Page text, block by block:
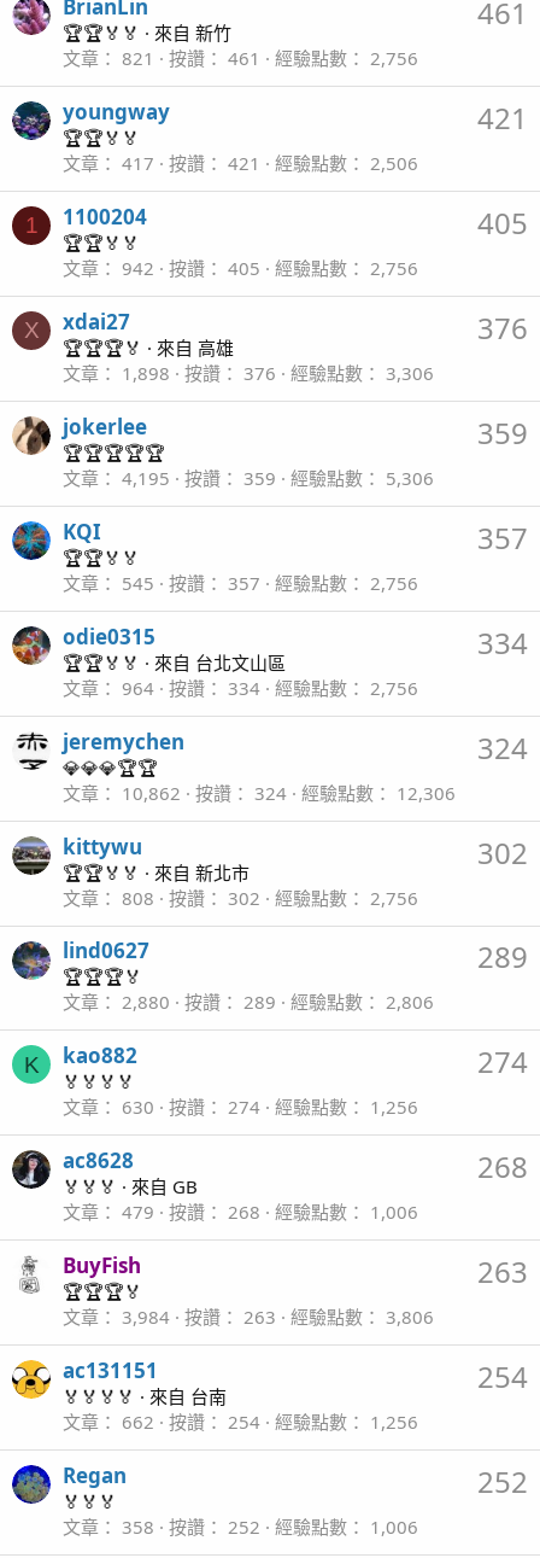
461
BrianLin
🏆🏆🏅🏅 · 來自 新竹
文章
821 按讚 461 經驗點數 2,756
421
youngway
🏆🏆🏅🏅
文章
417 按讚 421 經驗點數 2,506
1 405
1100204
🏆🏆🏅🏅
文章
942 按讚 405 經驗點數 2,756
X 376
xdai27
🏆🏆🏆🏅 · 來自 高雄
文章
1,898 按讚 376 經驗點數 3,306
359
jokerlee
🏆🏆🏆🏆🏆
文章
4,195 按讚 359 經驗點數 5,306
357
KQI
🏆🏆🏅🏅
文章
545 按讚 357 經驗點數 2,756
334
odie0315
🏆🏆🏅🏅 · 來自 台北文山區
文章
964 按讚 334 經驗點數 2,756
324
jeremychen
💎💎💎🏆🏆
文章
10,862 按讚 324 經驗點數 12,306
302
kittywu
🏆🏆🏅🏅 · 來自 新北市
文章
808 按讚 302 經驗點數 2,756
289
lind0627
🏆🏆🏆🏅
文章
2,880 按讚 289 經驗點數 2,806
K 274
kao882
🏅🏅🏅🏅
文章
630 按讚 274 經驗點數 1,256
268
ac8628
🏅🏅🏅 · 來自 GB
文章
479 按讚 268 經驗點數 1,006
263
BuyFish
🏆🏆🏆🏅
文章
3,984 按讚 263 經驗點數 3,806
254
ac131151
🏅🏅🏅🏅 · 來自 台南
文章
662 按讚 254 經驗點數 1,256
252
Regan
🏅🏅🏅
文章
358 按讚 252 經驗點數 1,006